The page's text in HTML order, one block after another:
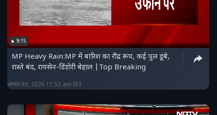
9:15
MP Heavy Rain:MP में बारिश का रौद्र रूप, कई पुल डूबे,
रास्ते बंद, रायसेन-डिंडोरी बेहाल |Top Breaking
अगस्त 09, 2026 11:52 am IST